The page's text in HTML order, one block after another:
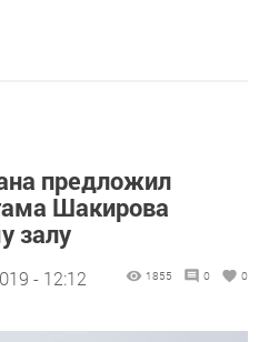
предложил
Шакирова
залу
- 12:12 1855 0 0